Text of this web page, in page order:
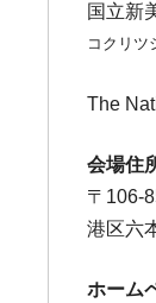
国立新
コクリツ
The
会場住
〒106-
港区六
ホーム